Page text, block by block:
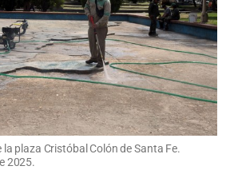
plaza Cristóbal Colón de Santa Fe.
2025.